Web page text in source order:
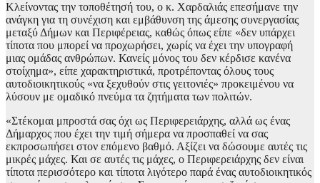
Κλείνοντας την τοποθέτησή του, ο κ. Χαρδαλιάς επεσήμανε την
ανάγκη για τη συνέχιση και εμβάθυνση της άμεσης συνεργασίας
μεταξύ Δήμων και Περιφέρειας, καθώς όπως είπε «δεν υπάρχει
τίποτα που μπορεί να προχωρήσει, χωρίς να έχει την υπογραφή
μιας ομάδας ανθρώπων. Κανείς μόνος του δεν κέρδισε κανένα
στοίχημα», είπε χαρακτηριστικά, προτρέποντας όλους τους
αυτοδιοικητικούς «να ξεχυθούν στις γειτονιές» προκειμένου να
λύσουν με ομαδικό πνεύμα τα ζητήματα των πολιτών.
«Στέκομαι μπροστά σας όχι ως Περιφερειάρχης, αλλά ως ένας
Δήμαρχος που έχει την τιμή σήμερα να προσπαθεί να σας
εκπροσωπήσει στον επόμενο βαθμό. Αξίζει να δώσουμε αυτές τις
μικρές μάχες. Και σε αυτές τις μάχες, ο Περιφερειάρχης δεν είναι
τίποτα περισσότερο και τίποτα λιγότερο παρά ένας αυτοδιοικητικός